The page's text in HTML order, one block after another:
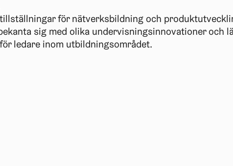
för nätverksbildning och
sig med olika undervisningsinnovationer och
ledare inom utbildningsområdet.